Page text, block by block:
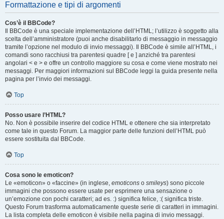
Formattazione e tipi di argomenti
Cos’è il BBCode?
Il BBCode è una speciale implementazione dell’HTML; l’utilizzo è soggetto alla
scelta dell’amministratore (puoi anche disabilitarlo di messaggio in messaggio
tramite l’opzione nel modulo di invio messaggi). Il BBCode è simile all’HTML, i
comandi sono racchiusi tra parentesi quadre [ e ] anziché tra parentesi
angolari < e > e offre un controllo maggiore su cosa e come viene mostrato nei
messaggi. Per maggiori informazioni sul BBCode leggi la guida presente nella
pagina per l’invio dei messaggi.
Top
Posso usare l’HTML?
No. Non è possibile inserire del codice HTML e ottenere che sia interpretato
come tale in questo Forum. La maggior parte delle funzioni dell’HTML può
essere sostituita dal BBCode.
Top
Cosa sono le emoticon?
Le «emoticon» o «faccine» (in inglese, emoticons o smileys) sono piccole
immagini che possono essere usate per esprimere una sensazione o
un’emozione con pochi caratteri; ad es. :) significa felice, :( significa triste.
Questo Forum trasforma automaticamente queste serie di caratteri in immagini.
La lista completa delle emoticon è visibile nella pagina di invio messaggi.